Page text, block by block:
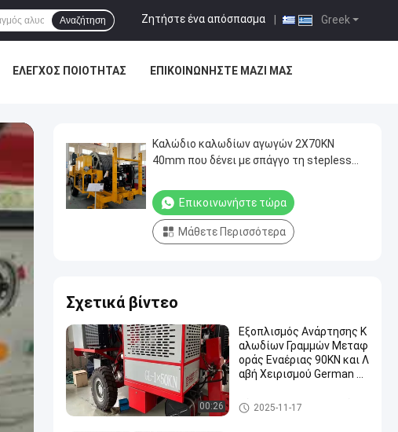
Greek
Ζητήστε ένα απόσπασμα
Αναζήτηση
ΈΛΕΓΧΟΣ ΠΟΙΌΤΗΤΑΣ ΕΠΙΚΟΙΝΩΝΉΣΤΕ ΜΑΖΊ ΜΑΣ
Καλώδιο καλωδίων αγωγών 2X70KN
40mm που δένει με σπάγγο τη stepless
Επικοινωνήστε τώρα
Μάθετε Περισσότερα
Σχετικά βίντεο
00:26
Εξοπλισμός Ανάρτησης Κ
αλωδίων Γραμμών Μεταφ
οράς Εναέριας 90KN και Λ
αβή Χειρισμού German R
Σύνδεση του εξοπλισμού
2025-11-17